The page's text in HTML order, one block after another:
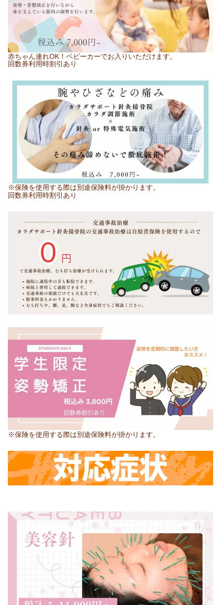
赤ちゃん連れOK！ベビーカーでお入りいただけます。
回数券利用時割引あり
※保険を使用する際は別途保険料が掛かります。
回数券利用時割引あり
※保険を使用する際は別途保険料が掛かります。